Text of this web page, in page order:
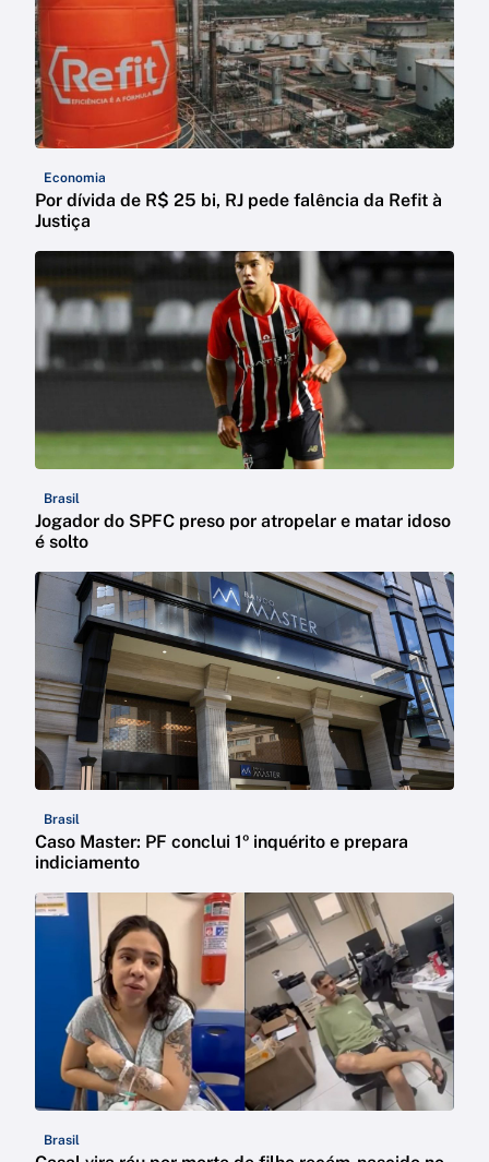
Economia
Por dívida de R$ 25 bi, RJ pede falência da Refit à
Justiça
Brasil
Jogador do SPFC preso por atropelar e matar idoso
é solto
Brasil
Caso Master: PF conclui 1º inquérito e prepara
indiciamento
Brasil